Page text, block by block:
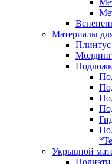
Материалы
Молдинг
Укрывной